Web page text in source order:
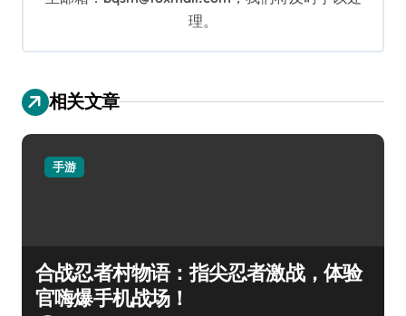
理。
相关文章
手游
合战忍者村物语：指尖忍者激战，体验
官嗨爆手机战场！